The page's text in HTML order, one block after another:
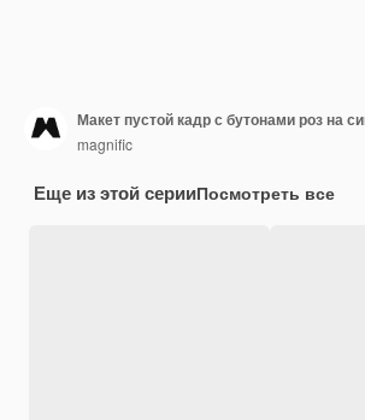
Макет пустой кадр с бутонами роз на
magnific
Еще из этой серииПосмотреть все